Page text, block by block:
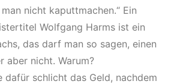
nicht kaputtmachen.“ Ein
Wolfgang Harms ist ein
das darf man so sagen, einen
aber nicht. Warum?
dafür schlicht das Geld, nachdem